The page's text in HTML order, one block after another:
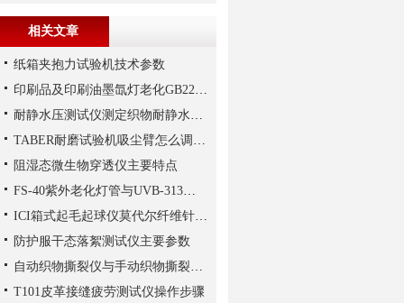
相关文章
纸箱夹抱力试验机技术参数
印刷品及印刷油墨氙灯老化GB22771试验方法解析
耐静水压测试仪测定织物耐静水压指标
TABER耐磨试验机吸尘臂怎么调节，上海千实工程师指导您
阻湿态微生物穿透仪主要特点
FS-40紫外老化灯管与UVB-313紫外老化灯管的差异
ICI箱式起毛起球仪莫代尔纤维针织物测试实验
防护服干态落絮测试仪主要参数
自动织物撕裂仪与手动织物撕裂仪的区别
T101皮革接缝疲劳测试仪操作步骤